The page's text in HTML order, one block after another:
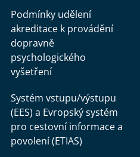
Podmínky udělení
akreditace k provádění
dopravně
psychologického
vyšetření
Systém vstupu/výstupu
(EES) a Evropský systém
pro cestovní informace a
povolení (ETIAS)